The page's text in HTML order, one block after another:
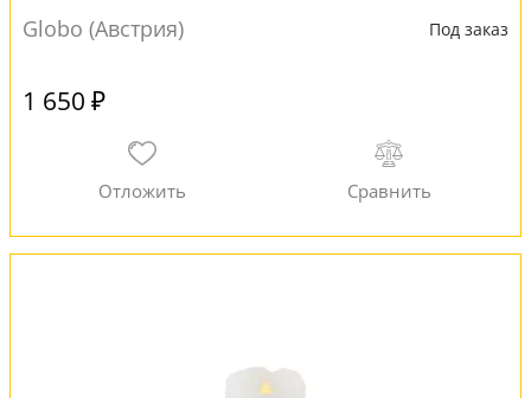
Globo (Австрия) Под заказ
1 650 ₽